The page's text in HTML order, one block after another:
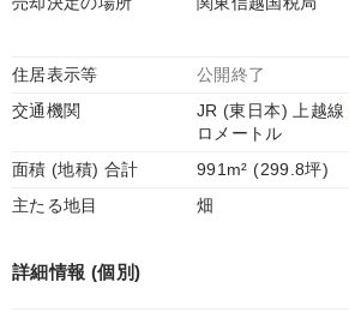
住居表示等
公開終了
交通機関
JR (東日本) 上越線
ロメートル
面積 (地積) 合計
991m² (299.8坪)
主たる地目
畑
詳細情報 (個別)